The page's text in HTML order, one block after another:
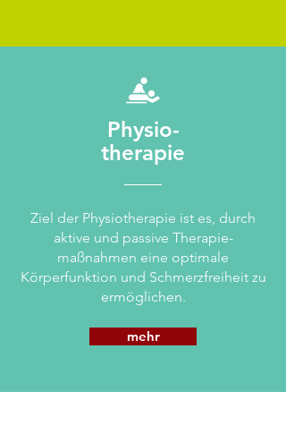
Physio-
therapie
Ziel der Physiotherapie ist es, durch
aktive und passive Therapie-
maßnahmen eine optimale
Körperfunktion und Schmerzfreiheit zu
ermöglichen.
mehr